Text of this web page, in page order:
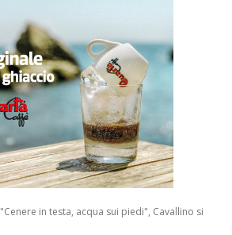
"Cenere in testa, acqua sui piedi", Cavallino si